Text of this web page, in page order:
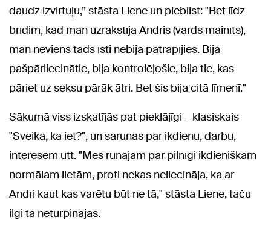
daudz izvirtuļu,” stāsta Liene un piebilst: "Bet līdz
brīdim, kad man uzrakstīja Andris (vārds mainīts),
man neviens tāds īsti nebija patrāpījies. Bija
pašpārliecinātie, bija kontrolējošie, bija tie, kas
pāriet uz seksu pārāk ātri. Bet šis bija citā līmenī."
Sākumā viss izskatījās pat pieklājīgi – klasiskais
"Sveika, kā iet?", un sarunas par ikdienu, darbu,
interesēm utt. "Mēs runājām par pilnīgi ikdieniškām
normālam lietām, proti nekas neliecināja, ka ar
Andri kaut kas varētu būt ne tā," stāsta Liene, taču
ilgi tā neturpinājās.